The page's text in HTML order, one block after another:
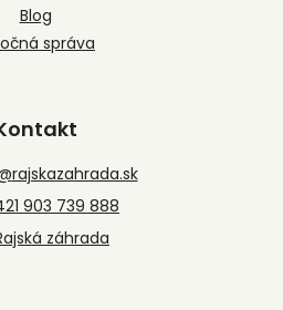
Blog
správa
rajskazahrada.sk
903 739 888
záhrada